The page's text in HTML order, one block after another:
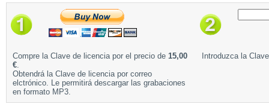
Compre la Clave de licencia por el precio de 15,00
€.
Obtendrá la Clave de licencia por correo
elctrónico. Le permitirá descargar las grabaciones
en formato MP3.
Introduzca la